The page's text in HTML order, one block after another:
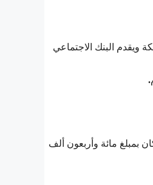
ويقدم البنك الاجتماعي
.
بمبلغ مائة وأربعون ألف